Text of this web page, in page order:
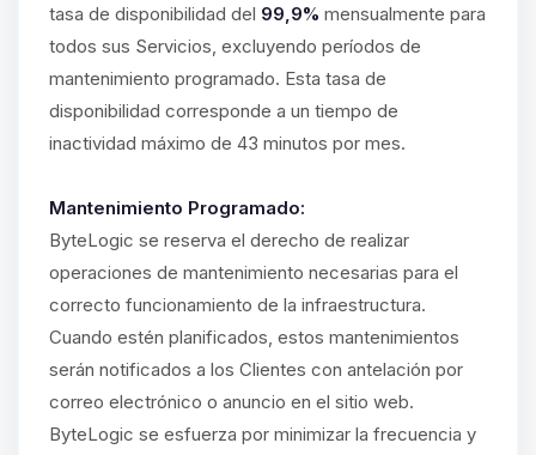
tasa de disponibilidad del 99,9% mensualmente para
todos sus Servicios, excluyendo períodos de
mantenimiento programado. Esta tasa de
disponibilidad corresponde a un tiempo de
inactividad máximo de 43 minutos por mes.
Mantenimiento Programado:
ByteLogic se reserva el derecho de realizar
operaciones de mantenimiento necesarias para el
correcto funcionamiento de la infraestructura.
Cuando estén planificados, estos mantenimientos
serán notificados a los Clientes con antelación por
correo electrónico o anuncio en el sitio web.
ByteLogic se esfuerza por minimizar la frecuencia y